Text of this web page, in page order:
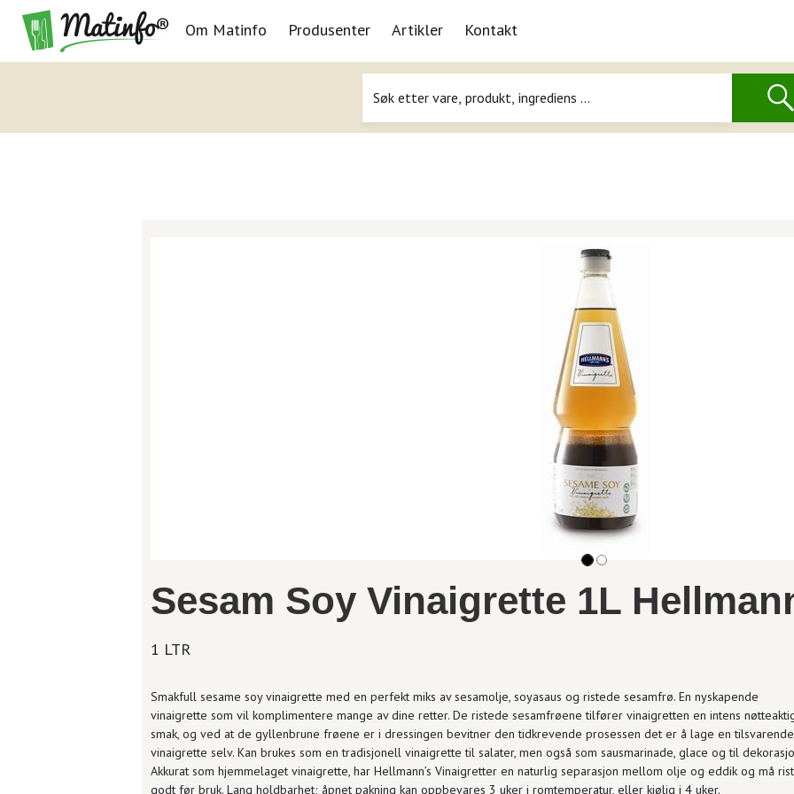
Navigasjon
Om Matinfo Produsenter Artikler Kontakt
Sesam Soy Vinaigrette 1L
1 LTR
Smakfull sesame soy vinaigrette med en perfekt miks av sesamolje, soyasaus og ristede sesamfrø. En nyskapende
vinaigrette som vil komplimentere mange av dine retter. De ristede sesamfrøene tilfører vinaigretten en intens
smak, og ved at de gyllenbrune frøene er i dressingen bevitner den tidkrevende prosessen det er å lage en tilsvarende
vinaigrette selv. Kan brukes som en tradisjonell vinaigrette til salater, men også som sausmarinade, glace og til
Akkurat som hjemmelaget vinaigrette, har Hellmann’s Vinaigretter en naturlig separasjon mellom olje og eddik og må
godt før bruk. Lang holdbarhet; åpnet pakning kan oppbevares 3 uker i romtemperatur, eller kjølig i 4 uker.